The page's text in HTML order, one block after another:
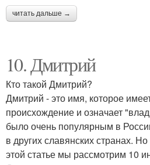
читать дальше →
10. Дмитрий
Кто такой Дмитрий?
Дмитрий - это имя, которое
происхождение и означает
было очень популярным в
в других славянских странах.
этой статье мы рассмотрим 10